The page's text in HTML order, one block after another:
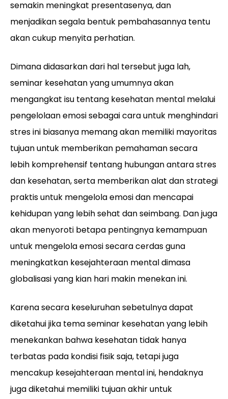
semakin meningkat presentasenya, dan
menjadikan segala bentuk pembahasannya tentu
akan cukup menyita perhatian.
Dimana didasarkan dari hal tersebut juga lah,
seminar kesehatan yang umumnya akan
mengangkat isu tentang kesehatan mental melalui
pengelolaan emosi sebagai cara untuk menghindari
stres ini biasanya memang akan memiliki mayoritas
tujuan untuk memberikan pemahaman secara
lebih komprehensif tentang hubungan antara stres
dan kesehatan, serta memberikan alat dan strategi
praktis untuk mengelola emosi dan mencapai
kehidupan yang lebih sehat dan seimbang. Dan juga
akan menyoroti betapa pentingnya kemampuan
untuk mengelola emosi secara cerdas guna
meningkatkan kesejahteraan mental dimasa
globalisasi yang kian hari makin menekan ini.
Karena secara keseluruhan sebetulnya dapat
diketahui jika tema seminar kesehatan yang lebih
menekankan bahwa kesehatan tidak hanya
terbatas pada kondisi fisik saja, tetapi juga
mencakup kesejahteraan mental ini, hendaknya
juga diketahui memiliki tujuan akhir untuk